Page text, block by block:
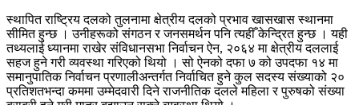
स्थापित राष्ट्रिय दलको तुलनामा क्षेत्रीय दलको प्रभाव खासखास स्थानमा
सीमित हुन्छ । उनीहरूको संगठन र जनसमर्थन पनि त्यहीँ केन्द्रित हुन्छ । यही
तथ्यलाई ध्यानमा राखेर संविधानसभा निर्वाचन ऐन, २०६४ मा क्षेत्रीय दललाई
सहज हुने गरी व्यवस्था गरिएको थियो । सो ऐनको दफा ७ को उपदफा १४ मा
समानुपातिक निर्वाचन प्रणालीअन्तर्गत निर्वाचित हुने कुल सदस्य संख्याको २०
प्रतिशतभन्दा कममा उम्मेदवारी दिने राजनीतिक दलले महिला र पुरुषको संख्या